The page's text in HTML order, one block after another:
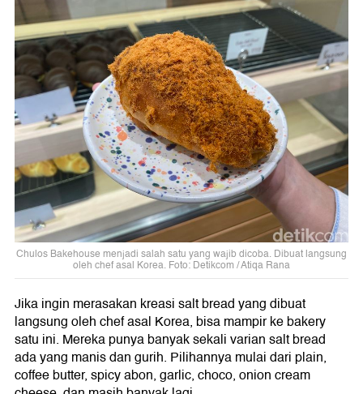
Chulos Bakehouse menjadi salah satu yang wajib dicoba. Dibuat langsung
oleh chef asal Korea. Foto: Detikcom / Atiqa Rana
Jika ingin merasakan kreasi salt bread yang dibuat
langsung oleh chef asal Korea, bisa mampir ke bakery
satu ini. Mereka punya banyak sekali varian salt bread
ada yang manis dan gurih. Pilihannya mulai dari plain,
coffee butter, spicy abon, garlic, choco, onion cream